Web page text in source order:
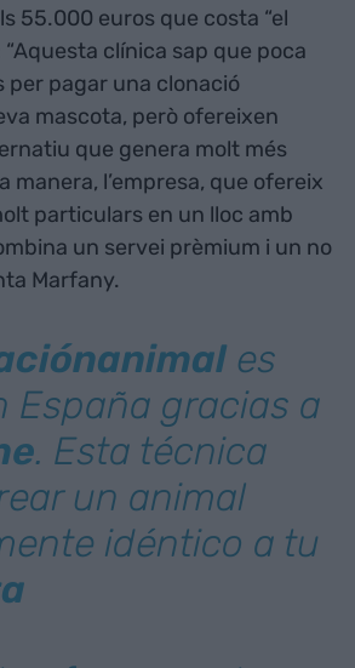
55.000 euros que costa “el
clínica sap que poca
per pagar una clonació
mascota, però ofereixen
que genera molt més
manera, l’empresa, que ofereix
particulars en un lloc amb
un servei prèmium i un no
Marfany.
es
España gracias a
. Esta técnica
un animal
idéntico a tu